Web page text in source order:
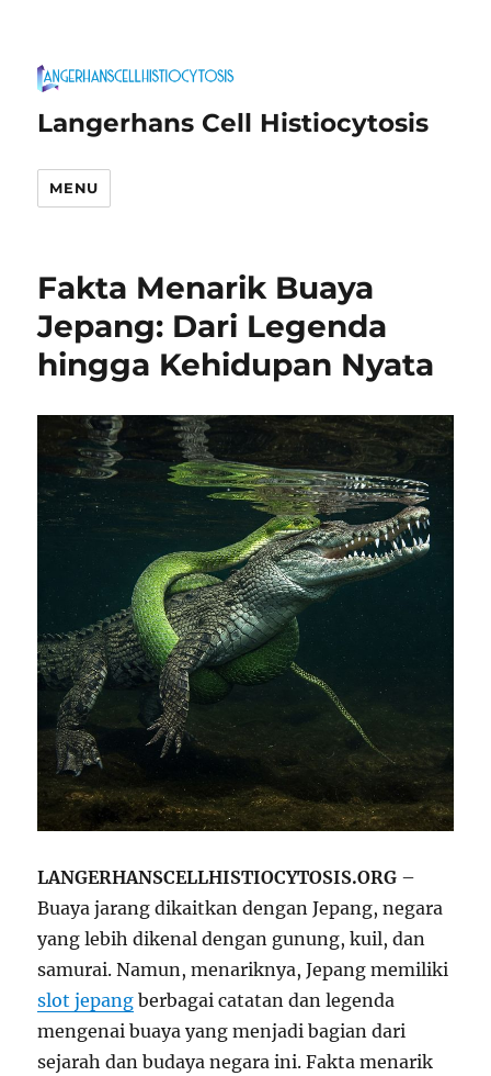
Langerhans Cell Histiocytosis
MENU
Fakta Menarik Buaya
Jepang: Dari Legenda
hingga Kehidupan Nyata
LANGERHANSCELLHISTIOCYTOSIS.ORG –
Buaya jarang dikaitkan dengan Jepang, negara
yang lebih dikenal dengan gunung, kuil, dan
samurai. Namun, menariknya, Jepang memiliki
slot jepang berbagai catatan dan legenda
mengenai buaya yang menjadi bagian dari
sejarah dan budaya negara ini. Fakta menarik